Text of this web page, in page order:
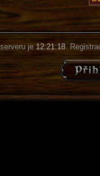
je12:21:19.